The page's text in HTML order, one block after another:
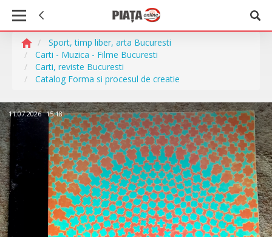
Sport, timp liber, arta Bucuresti
Carti - Muzica - Filme Bucuresti
Carti, reviste Bucuresti
Catalog Forma si procesul de creatie
11.07.2026 15:18